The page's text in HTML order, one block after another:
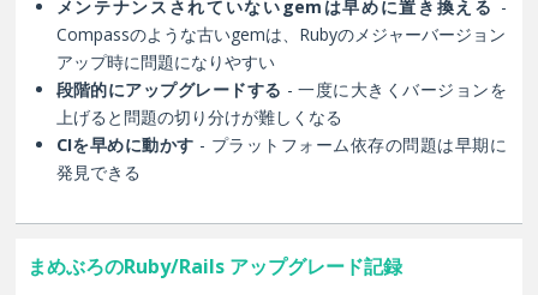
メンテナンスされていないgemは早めに置き換える -
Compassのような古いgemは、Rubyのメジャーバージョン
アップ時に問題になりやすい
段階的にアップグレードする - 一度に大きくバージョンを
上げると問題の切り分けが難しくなる
CIを早めに動かす - プラットフォーム依存の問題は早期に
発見できる
まめぶろのRuby/Rails アップグレード記録